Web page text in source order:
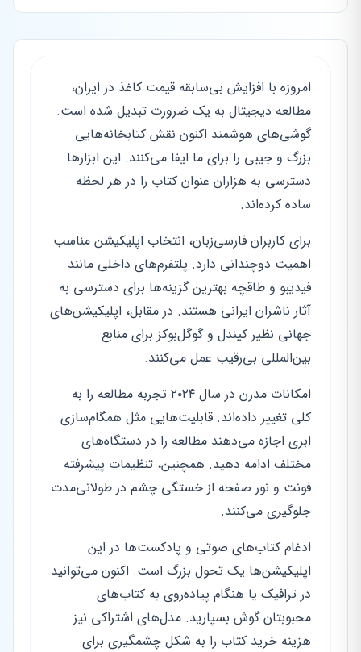
امروزه با افزایش بی‌سابقه قیمت کاغذ در ایران،
مطالعه دیجیتال به یک ضرورت تبدیل شده است.
گوشی‌های هوشمند اکنون نقش کتابخانه‌هایی
بزرگ و جیبی را برای ما ایفا می‌کنند. این ابزارها
دسترسی به هزاران عنوان کتاب را در هر لحظه
ساده کرده‌اند.
برای کاربران فارسی‌زبان، انتخاب اپلیکیشن مناسب
اهمیت دوچندانی دارد. پلتفرم‌های داخلی مانند
فیدیبو و طاقچه بهترین گزینه‌ها برای دسترسی به
آثار ناشران ایرانی هستند. در مقابل، اپلیکیشن‌های
جهانی نظیر کیندل و گوگل‌بوکز برای منابع
بین‌المللی بی‌رقیب عمل می‌کنند.
امکانات مدرن در سال ۲۰۲۴ تجربه مطالعه را به
کلی تغییر داده‌اند. قابلیت‌هایی مثل همگام‌سازی
ابری اجازه می‌دهند مطالعه را در دستگاه‌های
مختلف ادامه دهید. همچنین، تنظیمات پیشرفته
فونت و نور صفحه از خستگی چشم در طولانی‌مدت
جلوگیری می‌کنند.
ادغام کتاب‌های صوتی و پادکست‌ها در این
اپلیکیشن‌ها یک تحول بزرگ است. اکنون می‌توانید
در ترافیک یا هنگام پیاده‌روی به کتاب‌های
محبوبتان گوش بسپارید. مدل‌های اشتراکی نیز
هزینه خرید کتاب را به شکل چشمگیری برای